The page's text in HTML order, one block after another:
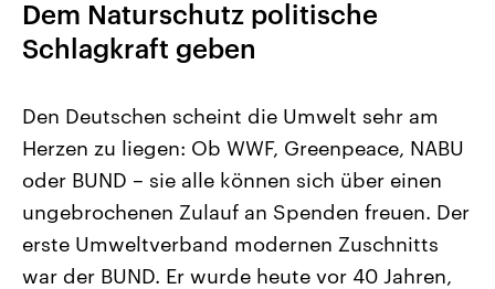
Landtagswahl Sachsen-Anhalt
2026
Alle Informationen
Sachsen-Anhalt wählt am 6.
September 2026 einen neuen
Landtag. Seit 2021 wird das
Bundesland von einer Koalition aus
USA
Aktuelle Beiträge,
Hintergründe
Wirtschaftlich und
gehören die Vereinigten
den mächtigsten Ländern
mit großem Einfluss auf
Dem Naturschutz politische
Schlagkraft geben
Den Deutschen scheint die Umwelt sehr am
Herzen zu liegen: Ob WWF, Greenpeace, NABU
oder BUND – sie alle können sich über einen
ungebrochenen Zulauf an Spenden freuen. Der
erste Umweltverband modernen Zuschnitts
war der BUND. Er wurde heute vor 40 Jahren,